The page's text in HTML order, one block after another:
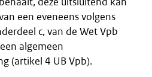
een eveneens volgens
c, van de Wet Vpb
algemeen
(artikel 4 UB Vpb).